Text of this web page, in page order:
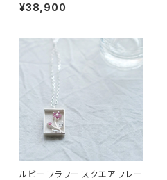
¥38,900
ルビー フラワー スクエア フレー